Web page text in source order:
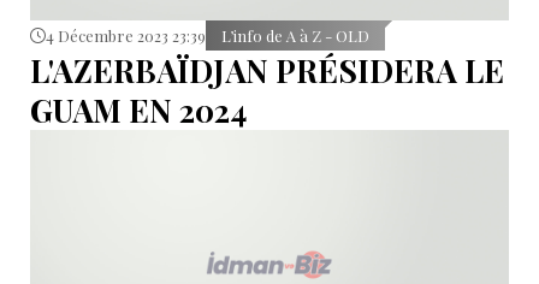
4 Décembre 2023 23:39 L’info de A à Z - OLD
L'AZERBAÏDJAN PRÉSIDERA LE
GUAM EN 2024